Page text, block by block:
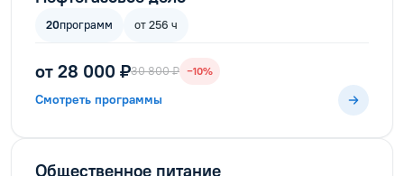
20программ от 256 ч
от 28 000 ₽30 800 ₽ −10%
Смотреть программы
Общественное питание